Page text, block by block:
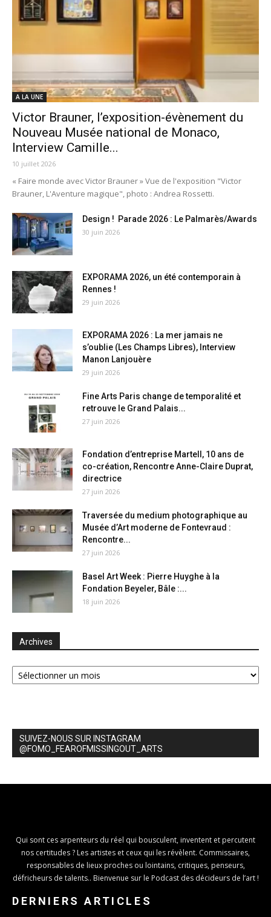
A LA UNE
Victor Brauner, l’exposition-évènement du
Nouveau Musée national de Monaco,
Interview Camille...
10 juillet 2026
« Faire monde avec Victor Brauner » Vue de l'exposition "Victor
Brauner, L'Aventure magique", photo : Andrea Rossetti.
Design ! Parade 2026 : Le Palmarès/Awards
30 juin 2026
EXPORAMA 2026, un été contemporain à
Rennes !
29 juin 2026
EXPORAMA 2026 : La mer jamais ne
s’oublie (Les Champs Libres), Interview
Manon Lanjouère
29 juin 2026
Fine Arts Paris change de temporalité et
retrouve le Grand Palais...
27 juin 2026
Fondation d’entreprise Martell, 10 ans de
co-création, Rencontre Anne-Claire Duprat,
directrice
27 juin 2026
Traversée du medium photographique au
Musée d’Art moderne de Fontevraud :
Rencontre...
27 juin 2026
Basel Art Week : Pierre Huyghe à la
Fondation Beyeler, Bâle :...
18 juin 2026
Archives
Archives
SUIVEZ-NOUS SUR INSTAGRAM
@FOMO_FEAROFMISSINGOUT_ARTS
Qui sont ces arpenteurs du réel qui bousculent, inventent et percutent
nos certitudes ? Les artistes et ceux qui les révèlent. Commissaires,
responsables de lieux proches ou lointains, critiques, penseurs,
défricheurs de talents.. Bienvenue sur le Podcast des décideurs de l’art !
DERNIERS ARTICLES